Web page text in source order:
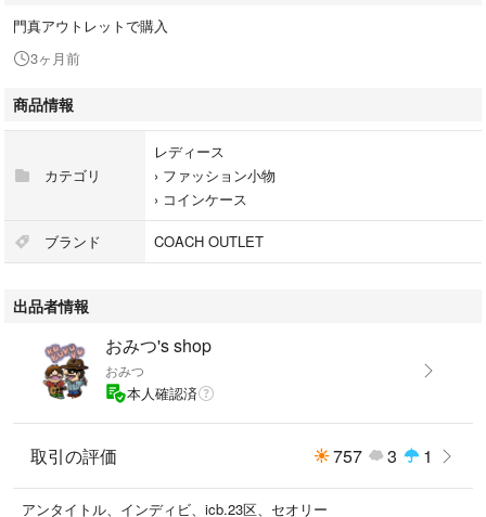
門真アウトレットで購入
3ヶ月前
商品情報
カテゴリ
レディース
› ファッション小物
› コインケース
ブランド COACH OUTLET
出品者情報
おみつ's shop
おみつ
本人確認済
取引の評価 757 3 1
アンタイトル、インディビ、icb.23区、セオリー